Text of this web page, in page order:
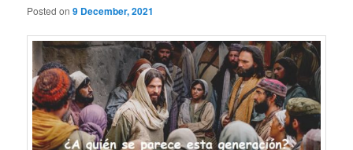
Posted on9 December, 2021